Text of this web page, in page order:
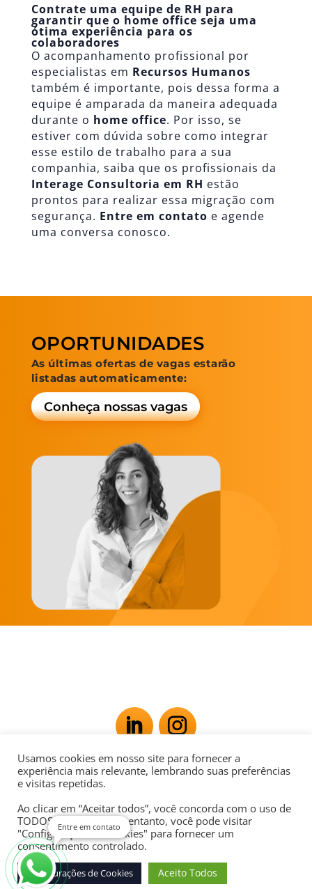
Contrate uma equipe de RH para
garantir que o home office seja uma
ótima experiência para os
colaboradores
O acompanhamento profissional por
especialistas em Recursos Humanos
também é importante, pois dessa forma a
equipe é amparada da maneira adequada
durante o home office. Por isso, se
estiver com dúvida sobre como integrar
esse estilo de trabalho para a sua
companhia, saiba que os profissionais da
Interage Consultoria em RH estão
prontos para realizar essa migração com
segurança. Entre em contato e agende
uma conversa conosco.
OPORTUNIDADES
As últimas ofertas de vagas estarão
listadas automaticamente:
Conheça nossas vagas
Av. Rio Branco, 181 - Centro, Rio de Janeiro - RJ,
POLÍTICA DE PRIVACIDADE
Desenvolvido por Agência Digital Space
Usamos cookies em nosso site para fornecer a
experiência mais relevante, lembrando suas preferências
e visitas repetidas.
Ao clicar em “Aceitar todos”, você concorda com o uso de
TODOS os cookies. No entanto, você pode visitar
"Configurações de cookies" para fornecer um
consentimento controlado.
Configurações de Cookies Aceito Todos
Entre em contato